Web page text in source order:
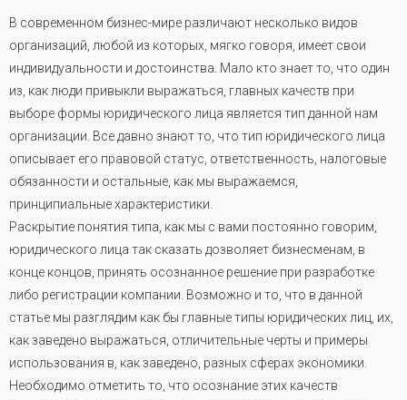
В современном бизнес-мире различают несколько видов
организаций, любой из которых, мягко говоря, имеет свои
индивидуальности и достоинства. Мало кто знает то, что один
из, как люди привыкли выражаться, главных качеств при
выборе формы юридического лица является тип данной нам
организации. Все давно знают то, что тип юридического лица
описывает его правовой статус, ответственность, налоговые
обязанности и остальные, как мы выражаемся,
принципиальные характеристики.
Раскрытие понятия типа, как мы с вами постоянно говорим,
юридического лица так сказать дозволяет бизнесменам, в
конце концов, принять осознанное решение при разработке
либо регистрации компании. Возможно и то, что в данной
статье мы разглядим как бы главные типы юридических лиц, их,
как заведено выражаться, отличительные черты и примеры
использования в, как заведено, разных сферах экономики.
Необходимо отметить то, что осознание этих качеств